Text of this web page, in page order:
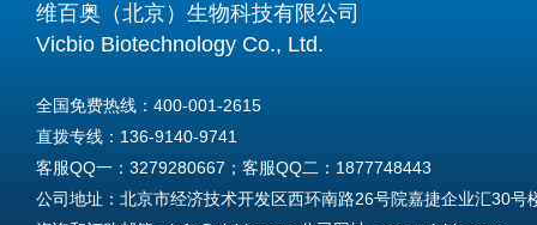
维百奥（北京）生物科技有限公司
Vicbio Biotechnology Co., Ltd.
全国免费热线：400-001-2615
直拨专线：136-9140-9741
客服QQ一：3279280667；客服QQ二：1877748443
公司地址：北京市经济技术开发区西环南路26号院嘉捷企业汇30号